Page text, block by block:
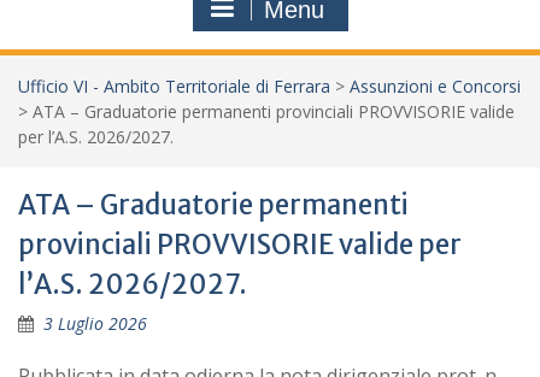
Menu
Ufficio VI - Ambito Territoriale di Ferrara > Assunzioni e Concorsi
> ATA – Graduatorie permanenti provinciali PROVVISORIE valide
per l’A.S. 2026/2027.
ATA – Graduatorie permanenti
provinciali PROVVISORIE valide per
l’A.S. 2026/2027.
3 Luglio 2026